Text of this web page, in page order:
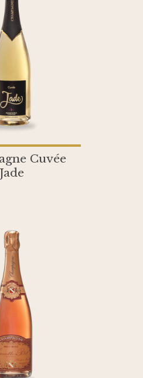
Cuvée
Jade